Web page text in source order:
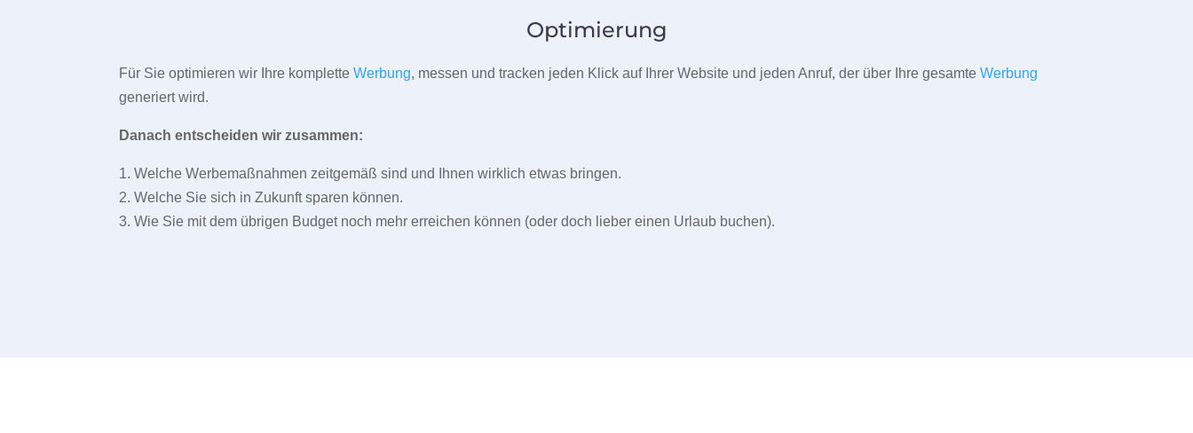
Optimierung
Für Sie optimieren wir Ihre kompletteWerbung, messen und tracken jeden Klick auf Ihrer Website und jeden Anruf, der über Ihre gesamteWerbung
generiert wird.
Danach entscheiden wir zusammen:
1. Welche Werbemaßnahmen zeitgemäß sind und Ihnen wirklich etwas bringen.
2. Welche Sie sich in Zukunft sparen können.
3. Wie Sie mit dem übrigen Budget noch mehr erreichen können (oder doch lieber einen Urlaub buchen).